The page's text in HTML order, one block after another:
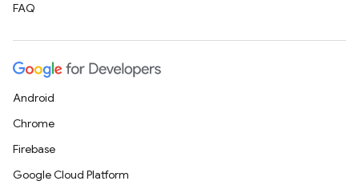
FAQ
Android
Chrome
Firebase
Google Cloud Platform